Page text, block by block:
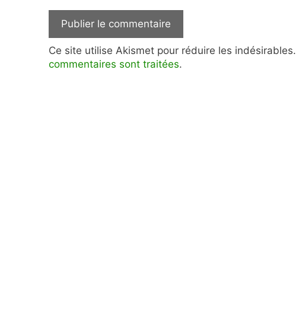
Ce site utilise Akismet pour réduire les indésirables.
commentaires sont traitées.